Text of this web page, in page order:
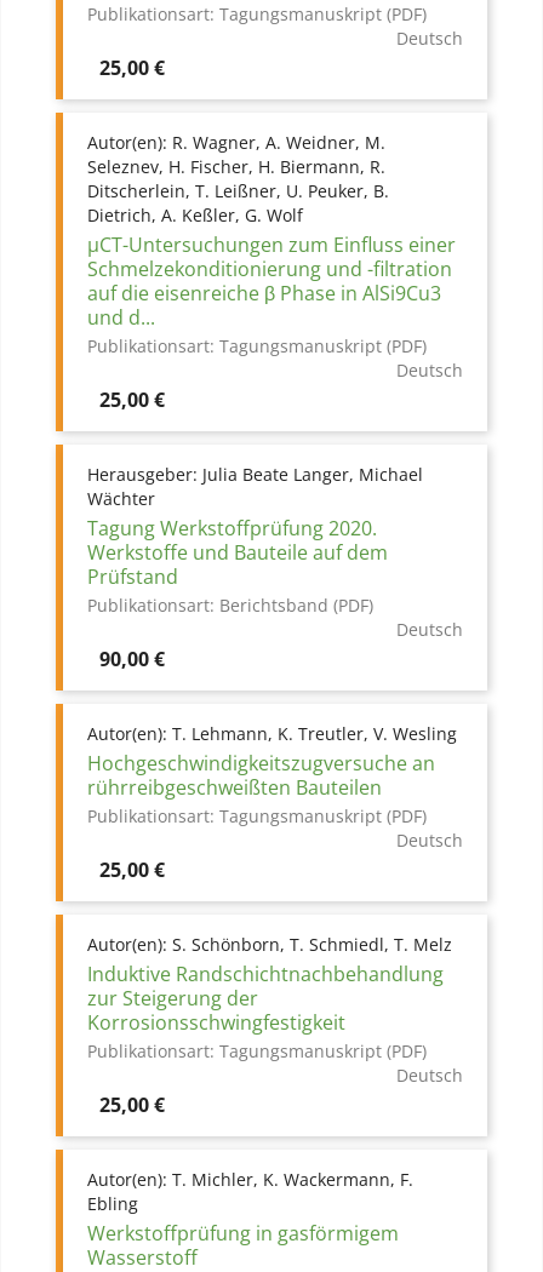
Publikationsart: Tagungsmanuskript (PDF)
Deutsch
Preis
25,00 €
Autor(en): R. Wagner, A. Weidner, M.
Seleznev, H. Fischer, H. Biermann, R.
Ditscherlein, T. Leißner, U. Peuker, B.
Dietrich, A. Keßler, G. Wolf
µCT-Untersuchungen zum Einfluss einer
Schmelzekonditionierung und -filtration
auf die eisenreiche β Phase in AlSi9Cu3
und d...
Publikationsart: Tagungsmanuskript (PDF)
Deutsch
Preis
25,00 €
Herausgeber: Julia Beate Langer, Michael
Wächter
Tagung Werkstoffprüfung 2020.
Werkstoffe und Bauteile auf dem
Prüfstand
Publikationsart: Berichtsband (PDF)
Deutsch
Preis
90,00 €
Autor(en): T. Lehmann, K. Treutler, V. Wesling
Hochgeschwindigkeitszugversuche an
rührreibgeschweißten Bauteilen
Publikationsart: Tagungsmanuskript (PDF)
Deutsch
Preis
25,00 €
Autor(en): S. Schönborn, T. Schmiedl, T. Melz
Induktive Randschichtnachbehandlung
zur Steigerung der
Korrosionsschwingfestigkeit
Publikationsart: Tagungsmanuskript (PDF)
Deutsch
Preis
25,00 €
Autor(en): T. Michler, K. Wackermann, F.
Ebling
Werkstoffprüfung in gasförmigem
Wasserstoff